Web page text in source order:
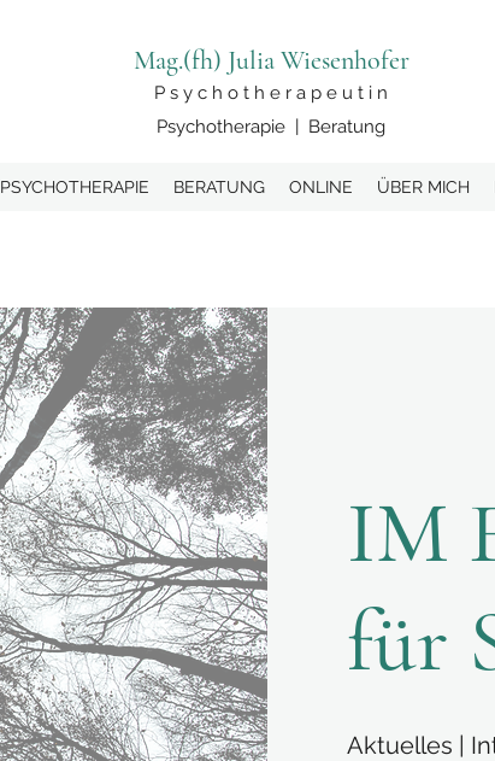
Mag.(fh) Julia Wiesenhofer
P s y c h o t h e r a p e u t i n
Psychotherapie | Beratung
PSYCHOTHERAPIE BERATUNG ONLINE ÜBER MICH
IM
für
Aktuelles |